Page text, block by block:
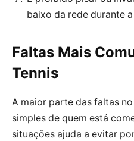
baixo da rede durante
Faltas Mais
Tennis
A maior parte das faltas
simples de quem está
situações ajuda a evitar